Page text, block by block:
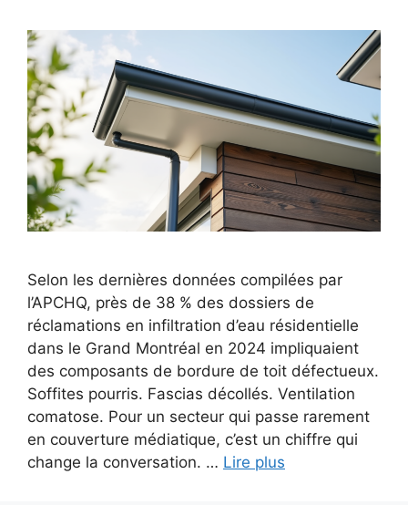
Selon les dernières données compilées par
l’APCHQ, près de 38 % des dossiers de
réclamations en infiltration d’eau résidentielle
dans le Grand Montréal en 2024 impliquaient
des composants de bordure de toit défectueux.
Soffites pourris. Fascias décollés. Ventilation
comatose. Pour un secteur qui passe rarement
en couverture médiatique, c’est un chiffre qui
change la conversation. … Lire plus